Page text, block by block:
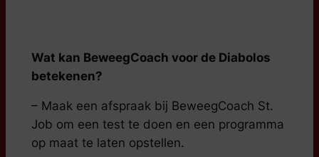
Wat kan BeweegCoach voor de Diabolos
betekenen?
– Maak een afspraak bij BeweegCoach St.
Job om een test te doen en een programma
op maat te laten opstellen.